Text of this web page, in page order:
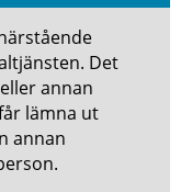
Det
annan
lämna ut
annan